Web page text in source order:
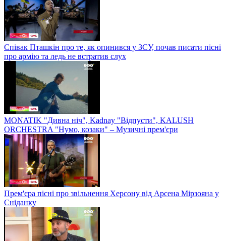
Співак Пташкін про те, як опинився у ЗСУ, почав писати пісні
про армію та ледь не встратив слух
MONATIK "Дивна ніч", Kadnay "Відпусти", KALUSH
ORCHESTRA "Нумо, козаки" – Музичні прем'єри
Прем'єра пісні про звільнення Херсону від Арсена Мірзояна у
Сніданку